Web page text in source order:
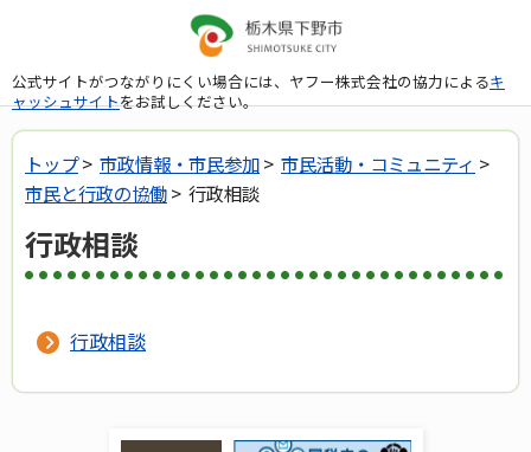
公式サイトがつながりにくい場合には、ヤフー株式会社の協力によるキ
ャッシュサイトをお試しください。
トップ> 市政情報・市民参加> 市民活動・コミュニティ >
市民と行政の協働> 行政相談
行政相談
行政相談